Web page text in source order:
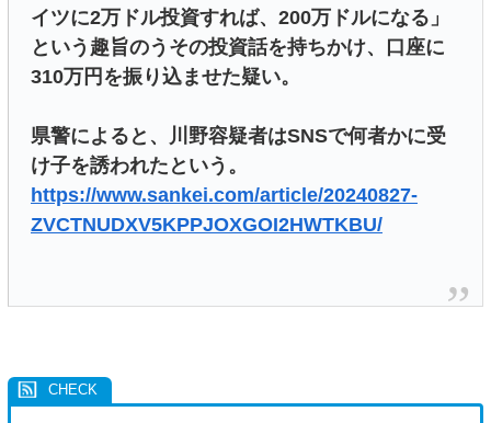
イツに2万ドル投資すれば、200万ドルになる」
という趣旨のうその投資話を持ちかけ、口座に
310万円を振り込ませた疑い。
県警によると、川野容疑者はSNSで何者かに受
け子を誘われたという。
https://www.sankei.com/article/20240827-
ZVCTNUDXV5KPPJOXGOI2HWTKBU/